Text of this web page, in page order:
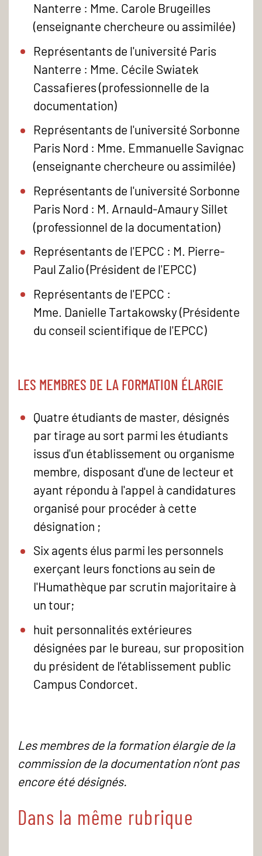
Nanterre : Mme. Carole Brugeilles
(enseignante chercheure ou assimilée)
Représentants de l'université Paris
Nanterre : Mme. Cécile Swiatek
Cassafieres (professionnelle de la
documentation)
Représentants de l'université Sorbonne
Paris Nord : Mme. Emmanuelle Savignac
(enseignante chercheure ou assimilée)
Représentants de l'université Sorbonne
Paris Nord : M. Arnauld-Amaury Sillet
(professionnel de la documentation)
Représentants de l'EPCC : M. Pierre-
Paul Zalio (Président de l'EPCC)
Représentants de l'EPCC :
Mme. Danielle Tartakowsky (Présidente
du conseil scientifique de l'EPCC)
LES MEMBRES DE LA FORMATION ÉLARGIE
Quatre étudiants de master, désignés
par tirage au sort parmi les étudiants
issus d'un établissement ou organisme
membre, disposant d'une de lecteur et
ayant répondu à I'appel à candidatures
organisé pour procéder à cette
désignation ;
Six agents élus parmi les personnels
exerçant leurs fonctions au sein de
I'Humathèque par scrutin majoritaire à
un tour;
huit personnalités extérieures
désignées par le bureau, sur proposition
du président de I'établissement public
Campus Condorcet.
Les membres de la formation élargie de la
commission de la documentation n’ont pas
encore été désignés.
Dans la même rubrique